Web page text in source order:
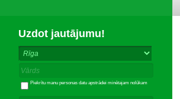
Uzdot jautājumu!
Piekrītu manu personas datu apstrādei minētajam nolūkam